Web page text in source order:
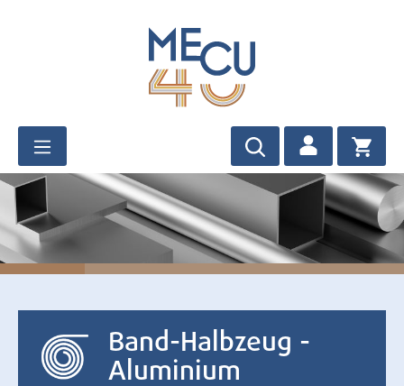
Band-Halbzeug -
Aluminium